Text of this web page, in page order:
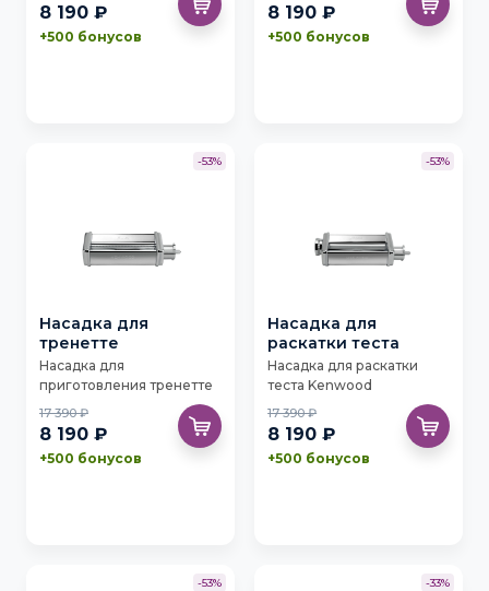
8 190 ₽
+500 бонусов
8 190 ₽
+500 бонусов
-53%
Насадка для
тренетте
Насадка для
приготовления тренетте
Kenwood KAX983ME
17 390 ₽
8 190 ₽
+500 бонусов
-53%
Насадка для
раскатки теста
Насадка для раскатки
теста Kenwood
KAX980ME
17 390 ₽
8 190 ₽
+500 бонусов
-53% -33%